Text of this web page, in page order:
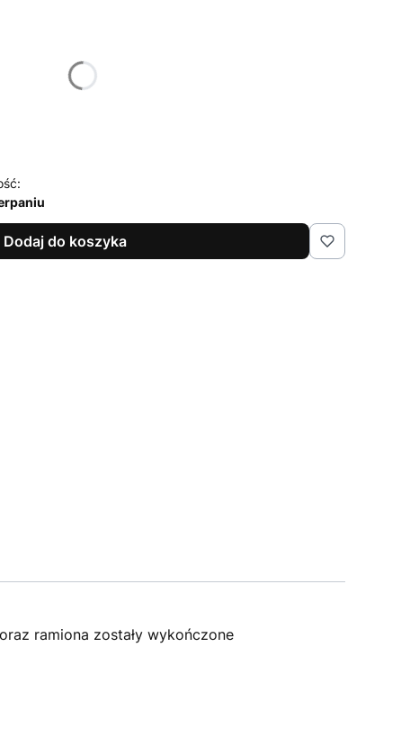
się ceną
Dodaj do koszyka
ramiona zostały wykończone